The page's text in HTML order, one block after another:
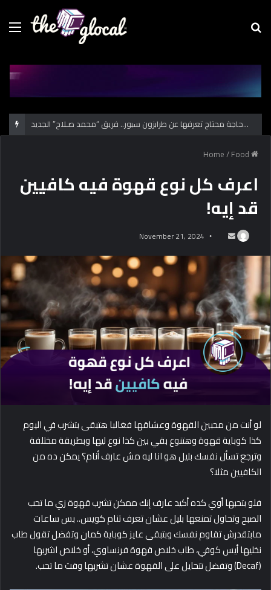
Menu
كل حاجة محتاج تعرفها عن طرابزون سبور.. فريق “محمد صـلاح” الجديد
/Food
اعرف كل نوع قهوة فيه كافيين
قد إيه!
n
d
a
n
e
m
a
i
November 21, 2024
لو أنت من محبين القهوة وعشاقها فغالبا هتبقى بتشرب في اليوم
كذا كوباية قهوة وهتنوع بقي بين كذا نوع ليها وبطريقة مختلفة
وترجع تسأل نفسك بليل هو انا ليه مش عارف أنام؟ يمكن ده من
الكافيين مثلا؟
فلو بتحبها أوي كده أكيد عارف إنك ممكن تشرب قهوة زي ما تحب
الصبح وتحاول تمنعها بليل عشان تعرف تنام كويس.. بس ساعات
مابتقدرش تقاوم نفسك وبتبقى عايز كوباية كمان وتفضل تقول طاب
نخليها أيس كوفي، طاب خلاص قهوة فرنساوي، أو خلاص اشربها
(Decaf) وتفضل تتحايل على القهوة عشان تشربها وقت ما تحب.